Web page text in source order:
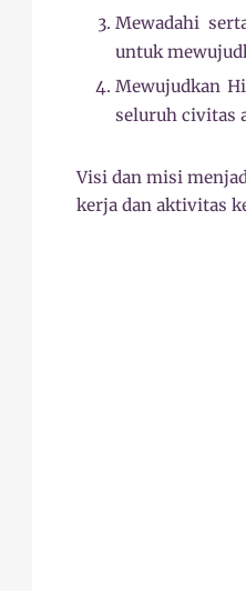
Mewadahi
untuk
Mewujudkan
seluruh civitas
Visi dan misi
kerja dan aktivitas